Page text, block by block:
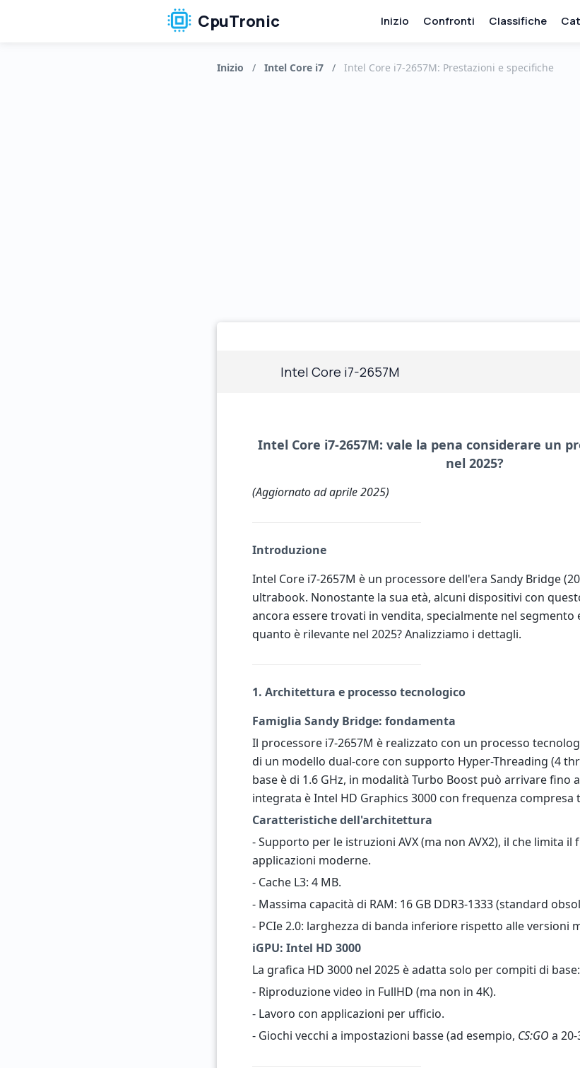
CpuTronic Inizio Confronti Classifiche
Inizio / Intel Core i7 / Intel Core i7-2657M: Prestazioni e specifiche
Intel Core i7-2657M
Intel Core i7-2657M: vale la pena considerare un
nel 2025?
(Aggiornato ad aprile 2025)
Introduzione
Intel Core i7-2657M è un processore dell'era Sandy Bridge
ultrabook. Nonostante la sua età, alcuni dispositivi con
ancora essere trovati in vendita, specialmente nel segmento
quanto è rilevante nel 2025? Analizziamo i dettagli.
1. Architettura e processo tecnologico
Famiglia Sandy Bridge: fondamenta
Il processore i7-2657M è realizzato con un processo
di un modello dual-core con supporto Hyper-Threading (4
base è di 1.6 GHz, in modalità Turbo Boost può arrivare fino
integrata è Intel HD Graphics 3000 con frequenza compresa
Caratteristiche dell'architettura
- Supporto per le istruzioni AVX (ma non AVX2), il che limita
applicazioni moderne.
- Cache L3: 4 MB.
- Massima capacità di RAM: 16 GB DDR3-1333 (standard
- PCIe 2.0: larghezza di banda inferiore rispetto alle versioni
iGPU: Intel HD 3000
La grafica HD 3000 nel 2025 è adatta solo per compiti di base:
- Riproduzione video in FullHD (ma non in 4K).
- Lavoro con applicazioni per ufficio.
- Giochi vecchi a impostazioni basse (ad esempio, CS:GO a 20-